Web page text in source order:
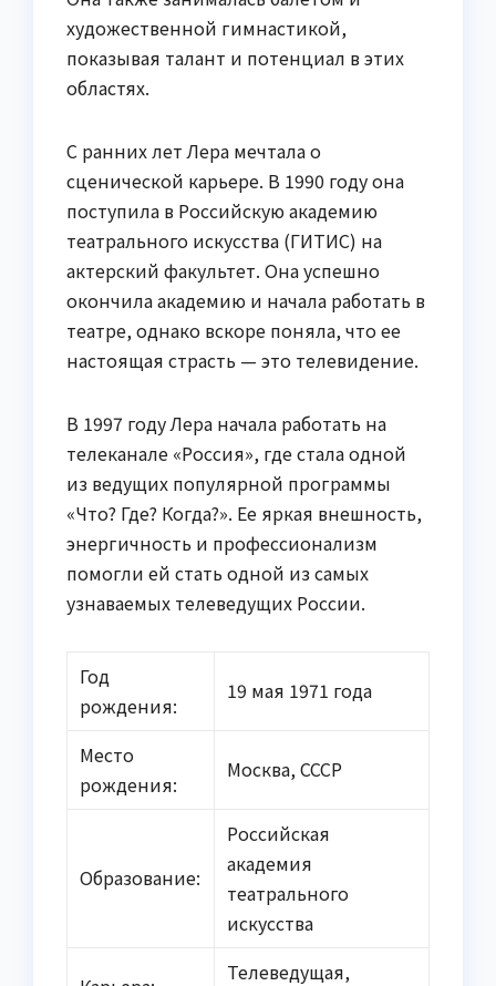
художественной гимнастикой,
показывая талант и потенциал в этих
областях.
С ранних лет Лера мечтала о
сценической карьере. В 1990 году она
поступила в Российскую академию
театрального искусства (ГИТИС) на
актерский факультет. Она успешно
окончила академию и начала работать в
театре, однако вскоре поняла, что ее
настоящая страсть — это телевидение.
В 1997 году Лера начала работать на
телеканале «Россия», где стала одной
из ведущих популярной программы
«Что? Где? Когда?». Ее яркая внешность,
энергичность и профессионализм
помогли ей стать одной из самых
узнаваемых телеведущих России.
Год
рождения:
19 мая 1971 года
Место
рождения:
Москва, СССР
Образование:
Российская
академия
театрального
искусства
Телеведущая,